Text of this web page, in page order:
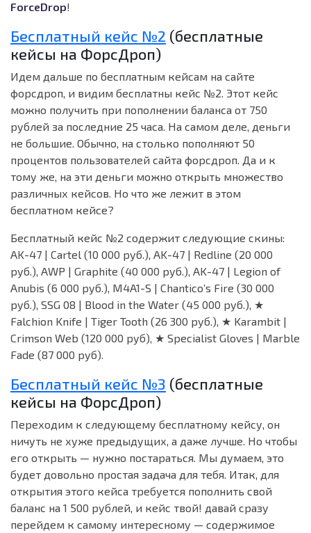
ForceDrop!
Бесплатный кейс №2 (бесплатные
кейсы на ФорсДроп)
Идем дальше по бесплатным кейсам на сайте
форсдроп, и видим бесплатны кейс №2. Этот кейс
можно получить при пополнении баланса от 750
рублей за последние 25 часа. На самом деле, деньги
не большие. Обычно, на столько пополняют 50
процентов пользователей сайта форсдроп. Да и к
тому же, на эти деньги можно открыть множество
различных кейсов. Но что же лежит в этом
бесплатном кейсе?
Бесплатный кейс №2 содержит следующие скины:
AK-47 | Cartel (10 000 руб.), AK-47 | Redline (20 000
руб.), AWP | Graphite (40 000 руб.), AK-47 | Legion of
Anubis (6 000 руб.), M4A1-S | Chantico’s Fire (30 000
руб.), SSG 08 | Blood in the Water (45 000 руб.), ★
Falchion Knife | Tiger Tooth (26 300 руб.), ★ Karambit |
Crimson Web (120 000 руб), ★ Specialist Gloves | Marble
Fade (87 000 руб).
Бесплатный кейс №3 (бесплатные
кейсы на ФорсДроп)
Переходим к следующему бесплатному кейсу, он
ничуть не хуже предыдущих, а даже лучше. Но чтобы
его открыть — нужно постараться. Мы думаем, это
будет довольно простая задача для тебя. Итак, для
открытия этого кейса требуется пополнить свой
баланс на 1 500 рублей, и кейс твой! давай сразу
перейдем к самому интересному — содержимое